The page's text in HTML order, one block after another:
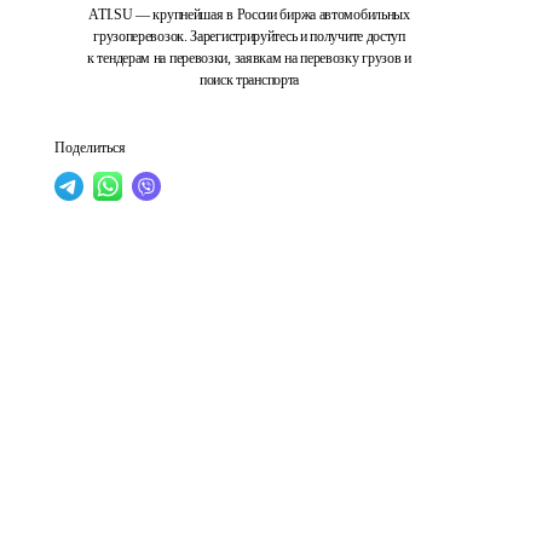
ATI.SU — крупнейшая в России биржа автомобильных
грузоперевозок. Зарегистрируйтесь и получите доступ
к тендерам на перевозки, заявкам на перевозку грузов и
поиск транспорта
Поделиться